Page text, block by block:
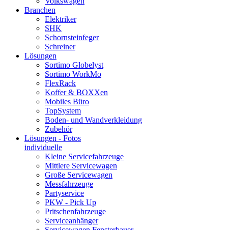
Branchen
Elektriker
SHK
Schornsteinfeger
Schreiner
Lösungen
Sortimo Globelyst
Sortimo WorkMo
FlexRack
Koffer & BOXXen
Mobiles Büro
TopSystem
Boden- und Wandverkleidung
Zubehör
Lösungen - Fotos
individuelle
Kleine Servicefahrzeuge
Mittlere Servicewagen
Große Servicewagen
Messfahrzeuge
Partyservice
PKW - Pick Up
Pritschenfahrzeuge
Serviceanhänger